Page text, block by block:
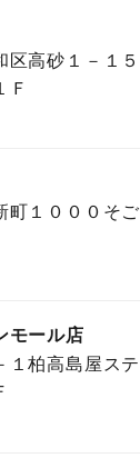
高砂１－１５
Ｆ
町１０００そご
モール店
１柏高島屋ステ